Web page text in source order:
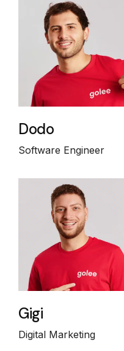
Dodo
Software Engineer
Gigi
Digital Marketing